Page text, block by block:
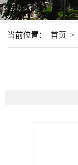
当前位置： 首页 >